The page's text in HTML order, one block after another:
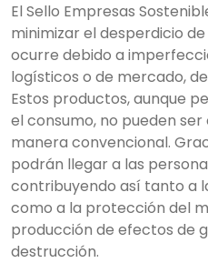
El Sello Empresas
minimizar el desperdicio
ocurre debido a
logísticos o de mercado,
Estos productos, aunque
el consumo, no pueden
manera convencional.
podrán llegar a las
contribuyendo así tanto a
como a la protección del
producción de efectos de
destrucción.